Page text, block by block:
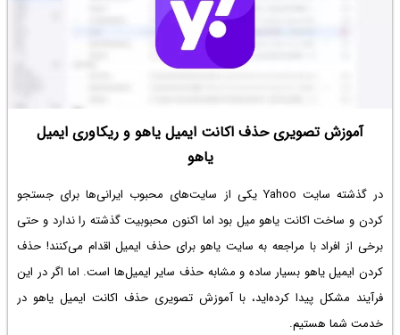
آموزش تصویری حذف اکانت ایمیل یاهو و ریکاوری ایمیل
یاهو
در گذشته سایت Yahoo یکی از سایت‌های محبوب ایرانی‌ها برای جستجو
کردن و ساخت اکانت یاهو میل بود اما اکنون محبوبیت گذشته را ندارد و حتی
برخی از افراد با مراجعه به سایت یاهو برای حذف ایمیل اقدام می‌کنند! حذف
کردن ایمیل یاهو بسیار ساده و مشابه حذف سایر ایمیل‌ها است. اما اگر در این
فرآیند مشکل پیدا کرده‌اید، باآموزش تصویری حذف اکانت ایمیل یاهو در
خدمت شما هستیم.